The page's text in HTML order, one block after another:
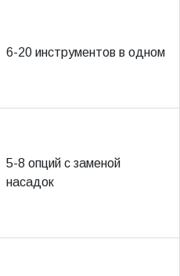
6-20 инструментов в одном
5-8 опций с заменой
насадок